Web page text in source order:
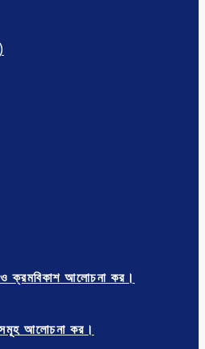
ক্রমবিকাশ আলোচনা কর।
আলোচনা কর।